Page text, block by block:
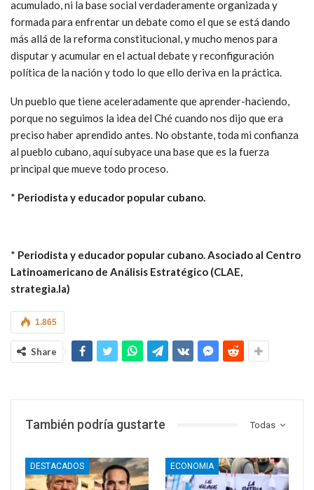
acumulado, ni la base social verdaderamente organizada y
formada para enfrentar un debate como el que se está dando
más allá de la reforma constitucional, y mucho menos para
disputar y acumular en el actual debate y reconfiguración
política de la nación y todo lo que ello deriva en la práctica.
Un pueblo que tiene aceleradamente que aprender-haciendo,
porque no seguimos la idea del Ché cuando nos dijo que era
preciso haber aprendido antes. No obstante, toda mi confianza
al pueblo cubano, aquí subyace una base que es la fuerza
principal que mueve todo proceso.
* Periodista y educador popular cubano.
* Periodista y educador popular cubano. Asociado al Centro
Latinoamericano de Análisis Estratégico (CLAE,
strategia.la)
1.865
Share
Todas
También podría gustarte
DESTACADOS ECONOMIA